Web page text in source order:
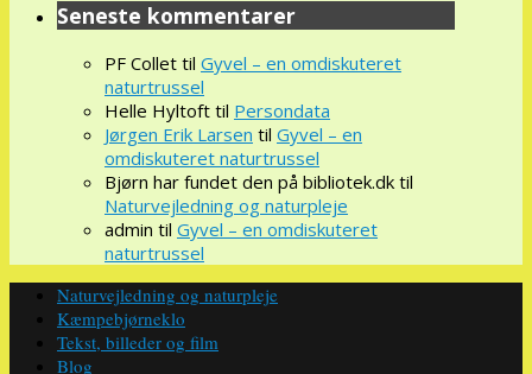
Seneste kommentarer
PF Collet til Gyvel – en omdiskuteret
naturtrussel
Helle Hyltoft til Persondata
Jørgen Erik Larsen til Gyvel – en
omdiskuteret naturtrussel
Bjørn har fundet den på bibliotek.dk til
Naturvejledning og naturpleje
admin til Gyvel – en omdiskuteret
naturtrussel
Naturvejledning og naturpleje
Kæmpebjørneklo
Tekst, billeder og film
Blog